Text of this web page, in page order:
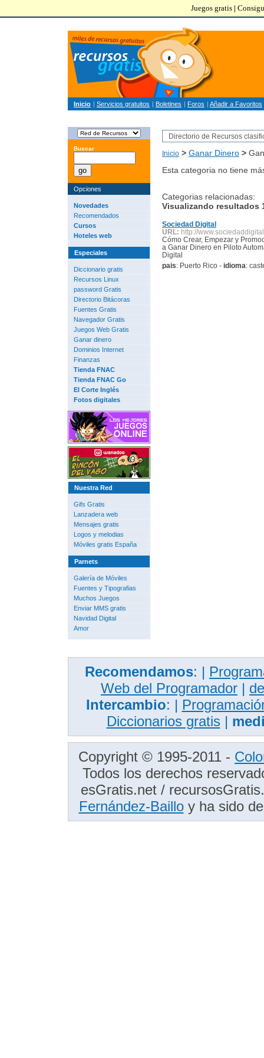
Juegos gratis|
Inicio | Servicios gratuitos | Boletines | Foros | Añadir a Favoritos
Buscar
Opciones
Novedades
Recomendados
Cursos
Hoteles web
Especiales
Diccionario gratis
Recursos Linux
password Gratis
Directorio Bitácoras
Fuentes Gratis
Navegador Gratis
Juegos Web Gratis
Ganar dinero
Dominios Internet
Finanzas
Tienda FNAC
Tienda FNAC Go
El Corte Inglés
Fotos digitales
Nuestra Red
Gifs Gratis
Lanzadera web
Mensajes gratis
Logos y melodias
Móviles gratis España
Parnets
Galería de Móviles
Fuentes y Tipografias
Muchos Juegos
Enviar MMS gratis
Navidad Digital
Amor
Directorio de Recursos
Inicio > Ganar Dinero >
Esta categoria no tiene
Categorias relacionadas:
Visualizando resultados
Sociedad Digital
URL: http://
Cómo Crear, Empezar y
a Ganar Dinero en Piloto
Digital
pais: Puerto Rico - idioma:
Recomendamos: |
Web del Programador |
Intercambio: |
Diccionarios gratis |
Copyright © 1995-2011 -
Todos los derechos
esGratis.net /
Fernández-Bailloy ha sido